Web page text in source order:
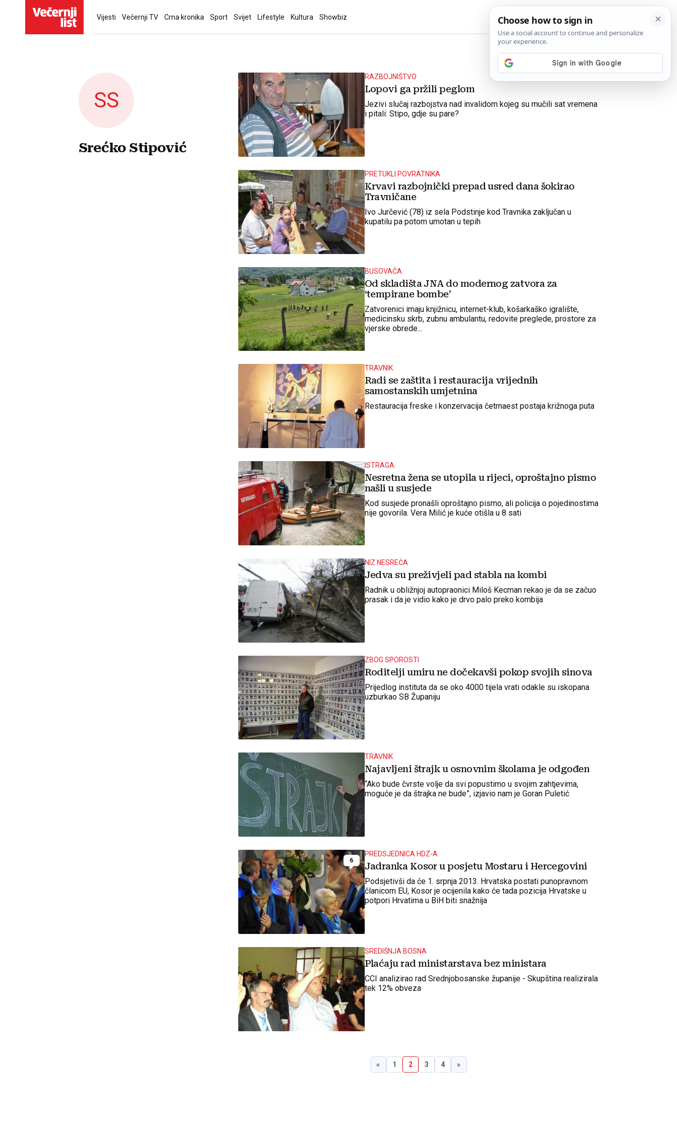
Vijesti Večernji TV Crna kronika Sport Svijet Lifestyle Kultura Showbiz
SS
Srećko Stipović
RAZBOJNIŠTVO
Lopovi ga pržili peglom
Jezivi slučaj razbojstva nad invalidom kojeg su mučili sat vremena
i pitali: Stipo, gdje su pare?
PRETUKLI POVRATNIKA
Krvavi razbojnički prepad usred dana šokirao
Travničane
Ivo Jurčević (78) iz sela Podstinje kod Travnika zaključan u
kupatilu pa potom umotan u tepih
BUSOVAČA
Od skladišta JNA do modernog zatvora za
‘tempirane bombe’
Zatvorenici imaju knjižnicu, internet-klub, košarkaško igralište,
medicinsku skrb, zubnu ambulantu, redovite preglede, prostore za
vjerske obrede...
TRAVNIK
Radi se zaštita i restauracija vrijednih
samostanskih umjetnina
Restauracija freske i konzervacija četrnaest postaja križnoga puta
ISTRAGA
Nesretna žena se utopila u rijeci, oproštajno pismo
našli u susjede
Kod susjede pronašli oproštajno pismo, ali policija o pojedinostima
nije govorila. Vera Milić je kuće otišla u 8 sati
NIZ NESREĆA
Jedva su preživjeli pad stabla na kombi
Radnik u obližnjoj autopraonici Miloš Kecman rekao je da se začuo
prasak i da je vidio kako je drvo palo preko kombija
ZBOG SPOROSTI
Roditelji umiru ne dočekavši pokop svojih sinova
Prijedlog instituta da se oko 4000 tijela vrati odakle su iskopana
uzburkao SB Županiju
TRAVNIK
Najavljeni štrajk u osnovnim školama je odgođen
“Ako bude čvrste volje da svi popustimo u svojim zahtjevima,
moguće je da štrajka ne bude”, izjavio nam je Goran Puletić
6
PREDSJEDNICA HDZ-A
Jadranka Kosor u posjetu Mostaru i Hercegovini
Podsjetivši da će 1. srpnja 2013. Hrvatska postati punopravnom
članicom EU, Kosor je ocijenila kako će tada pozicija Hrvatske u
potpori Hrvatima u BiH biti snažnija
SREDIŠNJA BOSNA
Plaćaju rad ministarstava bez ministara
CCI analizirao rad Srednjobosanske županije - Skupština realizirala
tek 12% obveza
« 1 2 3 4 »